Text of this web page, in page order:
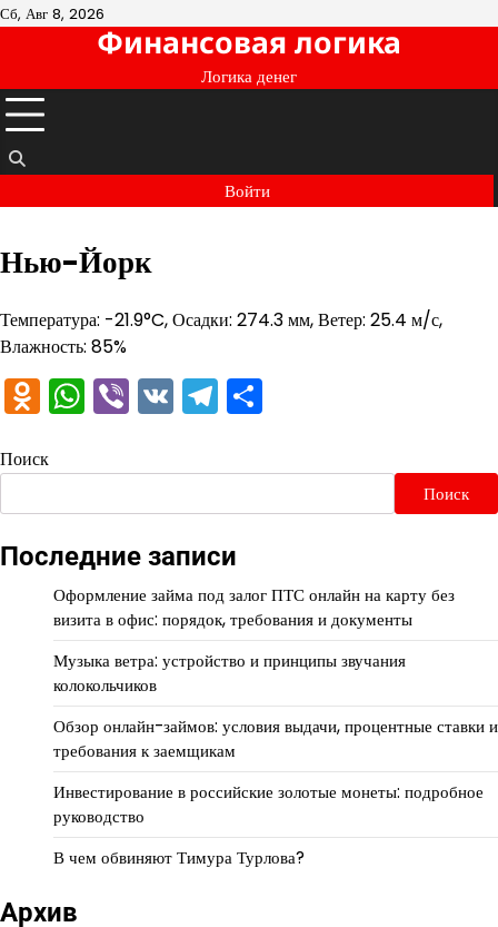
Перейти
Сб, Авг 8, 2026
Финансовая логика
Логика денег
Войти
Нью-Йорк
Температура: -21.9°C, Осадки: 274.3 мм, Ветер: 25.4 м/с,
Влажность: 85%
Odnoklassniki
WhatsApp
Viber
VKTelegram
Поиск
Поиск
Последние записи
Оформление займа под залог ПТС онлайн на карту без
визита в офис: порядок, требования и документы
Музыка ветра: устройство и принципы звучания
колокольчиков
Обзор онлайн-займов: условия выдачи, процентные ставки и
требования к заемщикам
Инвестирование в российские золотые монеты: подробное
руководство
В чем обвиняют Тимура Турлова?
Архив